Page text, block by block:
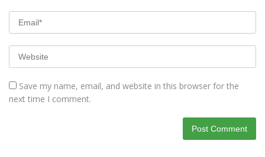
Save my name, email, and website in this browser for the
next time I comment.